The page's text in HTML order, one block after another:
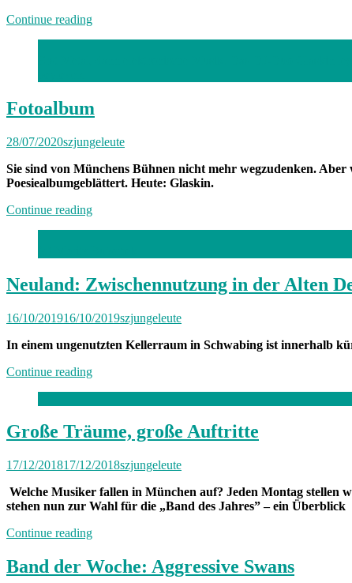
Continue reading„Tanzen
Fotoalbum
28/07/2020szjungeleute
Sie sind von Münchens Bühnen nicht mehr wegzudenken.
Poesiealbumgeblättert. Heute: Glaskin.
Continue reading„Fotoalbum“
Neuland: Zwischennutzung in der Alten
16/10/201916/10/2019szjungeleute
In einem ungenutzten Kellerraum in Schwabing ist innerhalb
Continue reading„Neuland:
Alten
Designschule“
Große Träume, große Auftritte
17/12/201817/12/2018szjungeleute
Welche Musiker fallen in München auf? Jeden Montag stellen
stehen nun zur Wahl für die „Band des Jahres” – ein Überblick
Continue reading„Große
große
Auftritte“
Band der Woche: Aggressive Swans